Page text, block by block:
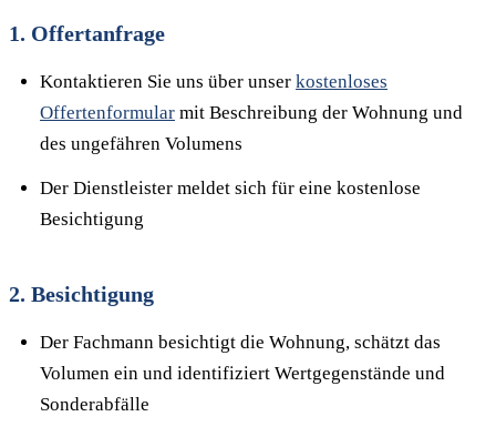
1. Offertanfrage
Kontaktieren Sie uns über unser kostenloses
Offertenformular mit Beschreibung der Wohnung und
des ungefähren Volumens
Der Dienstleister meldet sich für eine kostenlose
Besichtigung
2. Besichtigung
Der Fachmann besichtigt die Wohnung, schätzt das
Volumen ein und identifiziert Wertgegenstände und
Sonderabfälle